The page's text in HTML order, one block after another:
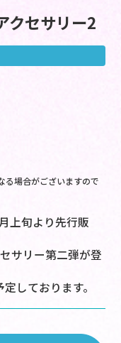
クセサリー2
る場合がございますので
上旬より先行販
サリー第二弾が登
しております。